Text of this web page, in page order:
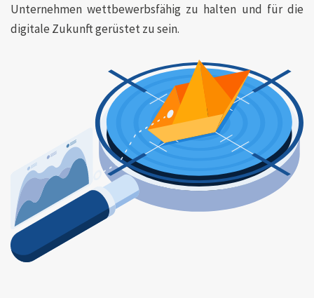
Unternehmen wettbewerbsfähig zu halten und für die
digitale Zukunft gerüstet zu sein.